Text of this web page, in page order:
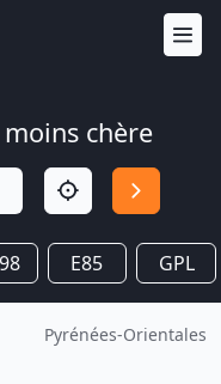
chère
E85 GPL
Pyrénées-Orientales